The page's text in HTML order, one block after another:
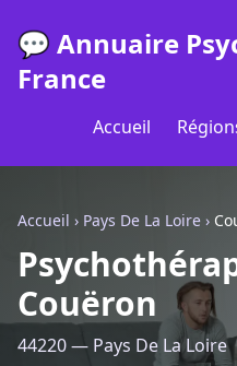
💬 Annuaire
France
Accueil
Accueil › Pays De La Loire ›
Couëron
44220 — Pays De La Loire